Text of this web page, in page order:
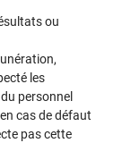
ou
les
personnel
cas de défaut
pas cette